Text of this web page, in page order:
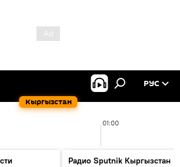
Кыргызстан
РУС
01:00
Радио Sputnik Кыргызстан